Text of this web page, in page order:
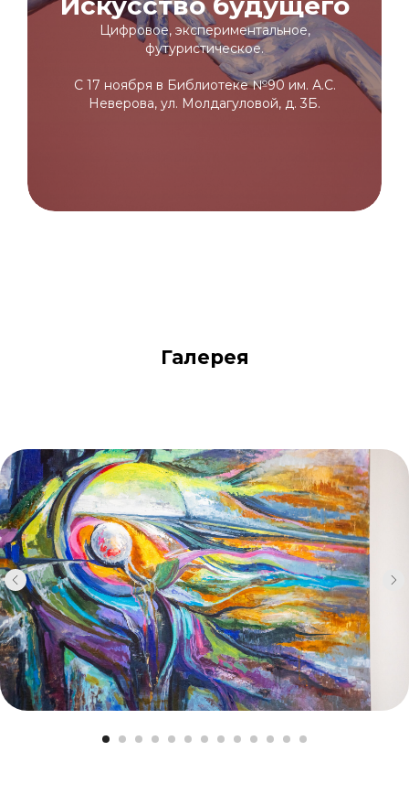
Цифровое, экспериментальное,
футуристическое.
С 17 ноября в Библиотеке №90 им. А.С.
Неверова, ул. Молдагуловой, д. 3Б.
Галерея